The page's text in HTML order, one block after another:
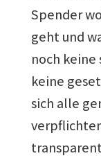
Spender
geht und
noch
keine
sich alle